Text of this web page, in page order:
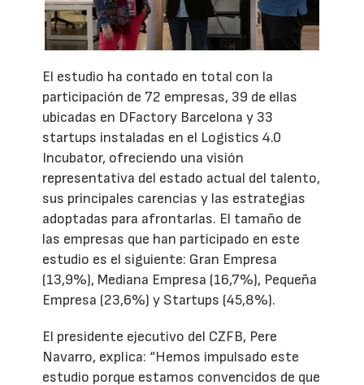
El estudio ha contado en total con la
participación de 72 empresas, 39 de ellas
ubicadas en DFactory Barcelona y 33
startups instaladas en el Logistics 4.0
Incubator, ofreciendo una visión
representativa del estado actual del talento,
sus principales carencias y las estrategias
adoptadas para afrontarlas. El tamaño de
las empresas que han participado en este
estudio es el siguiente: Gran Empresa
(13,9%), Mediana Empresa (16,7%), Pequeña
Empresa (23,6%) y Startups (45,8%).
El presidente ejecutivo del CZFB, Pere
Navarro, explica: “Hemos impulsado este
estudio porque estamos convencidos de que